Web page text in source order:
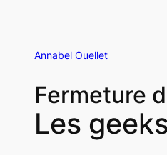
Annabel Ouellet
Fermeture
Les